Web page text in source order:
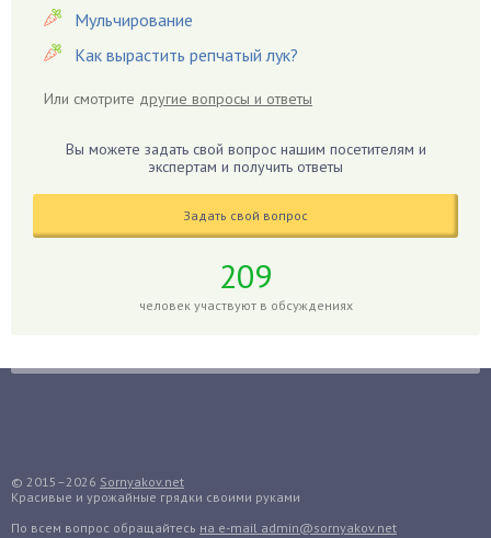
Гвоздики
Георгины
Гиацинт
Гладиолусы
Гранат
Грядки
Гуава
Мульчирование
Как вырастить репчатый лук?
Или смотрите другие вопросы и ответы
Вы можете задать свой вопрос нашим посетителям и
экспертам и получить ответы
Задать свой вопрос
209
человек участвуют в обсуждениях
© 2015–2026 Sornyakov.net
Красивые и урожайные грядки своими руками
По всем вопрос обращайтесь на e-mail admin@sornyakov.net